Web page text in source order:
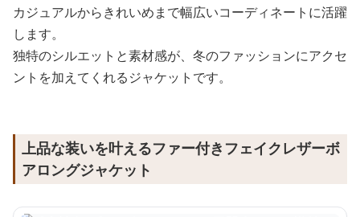
カジュアルからきれいめまで幅広いコーディネートに活躍
します。
独特のシルエットと素材感が、冬のファッションにアクセ
ントを加えてくれるジャケットです。
上品な装いを叶えるファー付きフェイクレザーボ
アロングジャケット